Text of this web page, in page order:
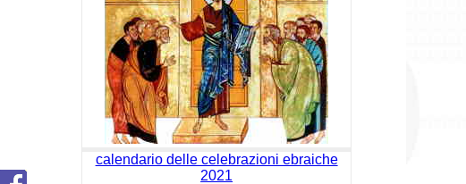
calendario delle celebrazioni ebraiche
2021